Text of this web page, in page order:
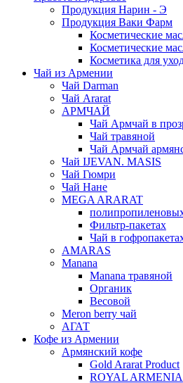
Продукция Нарин - Э
Продукция Ваки Фарм
Косметические
Косметические
Косметика для
Чай из Армении
Чай Darman
Чай Ararat
АРМЧАЙ
Чай Армчай в
Чай травяной
Чай Армчай
Чай IJEVAN. MASIS
Чай Гюмри
Чай Нане
MEGA ARARAT
Фильтр-пакетах
Чай в
AMARAS
Manana
Manana травяной
Органик
Весовой
Meron berry чай
АГАТ
Кофе из Армении
Армянский кофе
Gold Ararat Product
ROYAL ARMENIA